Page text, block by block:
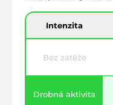
Intenzita
Bez zátěže
Drobná aktivita